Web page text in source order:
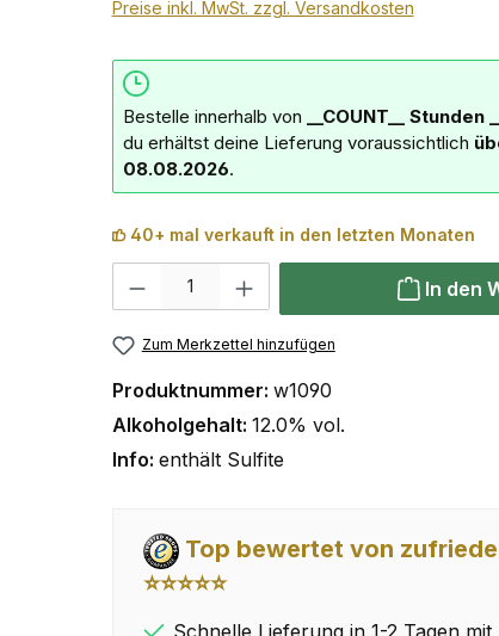
Preise inkl. MwSt. zzgl. Versandkosten
Bestelle innerhalb von __COUNT__ Stunden
du erhältst deine Lieferung voraussichtlich
08.08.2026.
40+ mal verkauft in den letzten Monaten
In den
Zum Merkzettel hinzufügen
Produktnummer: w1090
Alkoholgehalt: 12.0% vol.
Info: enthält Sulfite
Top bewertet von
⭐⭐⭐⭐⭐